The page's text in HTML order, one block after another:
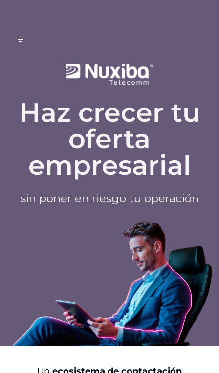
Haz crecer tu
oferta
empresarial
sin poner en riesgo tu operación